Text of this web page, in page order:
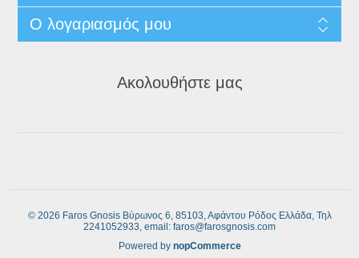
Ο λογαριασμός μου
Ακολουθήστε μας
© 2026 Faros Gnosis Βύρωνος 6, 85103, Αφάντου Ρόδος Ελλάδα, Τηλ
2241052933, email: faros@farosgnosis.com
Powered by nopCommerce